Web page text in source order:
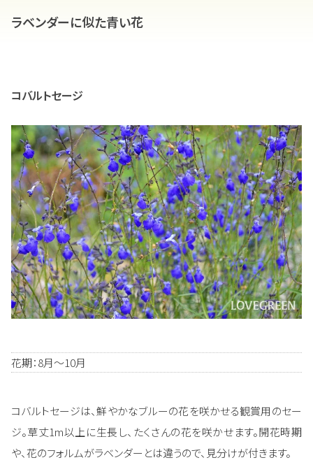
ラベンダーに似た青い花
コバルトセージ
花期：8月～10月
コバルトセージは、鮮やかなブルーの花を咲かせる観賞用のセー
ジ。草丈1m以上に生長し、たくさんの花を咲かせます。開花時期
や、花のフォルムがラベンダーとは違うので、見分けが付きます。